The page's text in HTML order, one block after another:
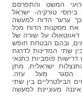
המשט והתפרסם
נוספת ביחסי טורקיה- ישראל
ערער הדוח למעשה
מסקנות הדוח מכל
על שורה של
ובהם הבטחת חופש
שתי המדינות לדרגת
פומביות כתנאי
ישראלית, מתן
הסגר מעל עזה.
הבילטרליים בין שתי
מעוניינת למעשה